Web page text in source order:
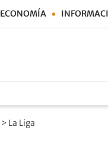
ECONOMÍA
> La Liga